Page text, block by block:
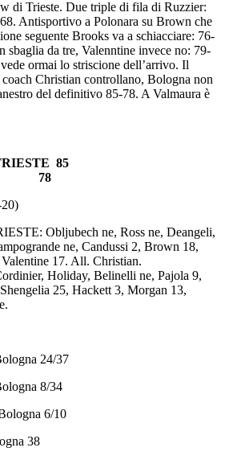
di Trieste. Due triple di fila di Ruzzier:
Antisportivo a Polonara su Brown che
seguente Brooks va a schiacciare: 76-
sbaglia da tre, Valenntine invece no: 79-
ormai lo striscione dell’arrivo. Il
Christian controllano, Bologna non
del definitivo 85-78. A Valmaura è
85
78
Obljubech ne, Ross ne, Deangeli,
ne, Candussi 2, Brown 18,
17. All. Christian.
Holiday, Belinelli ne, Pajola 9,
25, Hackett 3, Morgan 13,
24/37
8/34
6/10
38